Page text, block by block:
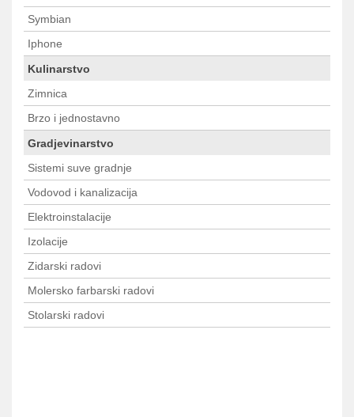
Symbian
Iphone
Kulinarstvo
Zimnica
Brzo i jednostavno
Gradjevinarstvo
Sistemi suve gradnje
Vodovod i kanalizacija
Elektroinstalacije
Izolacije
Zidarski radovi
Molersko farbarski radovi
Stolarski radovi